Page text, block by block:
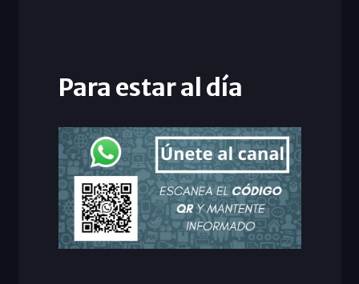
Para estar al día